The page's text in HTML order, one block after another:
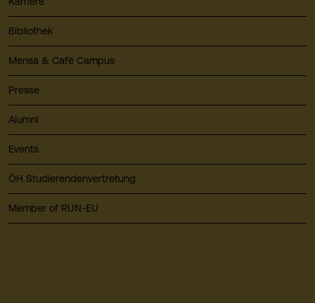
Bibliothek
Mensa & Café Campus
Presse
Alumni
Events
ÖH Studierendenvertretung
Member of RUN-EU